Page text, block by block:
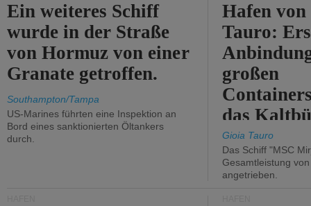
Ein weiteres Schiff
wurde in der Straße
von Hormuz von einer
Granate getroffen.
Southampton/Tampa
US-Marines führten eine Inspektion an
Bord eines sanktionierten Öltankers
durch.
Hafen
Tauro:
großen
das
Gioia Tauro
Das Schiff "MSC
Gesamtleistung
angetrieben.